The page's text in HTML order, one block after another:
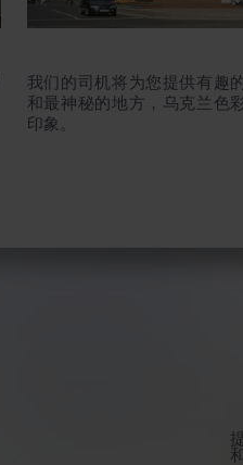
我们的司机将为您提供有趣
和最神秘的地方，乌克兰色
印象。